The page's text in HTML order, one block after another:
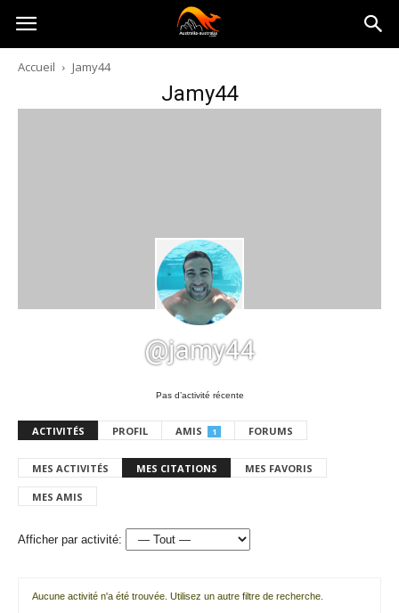
Australia-
australie.com
Accueil Jamy44
Jamy44
@jamy44
Pas d’activité récente
ACTIVITÉS PROFIL AMIS 1 FORUMS
MES ACTIVITÉS MES CITATIONS MES FAVORIS
MES AMIS
Afficher par activité:
Aucune activité n'a été trouvée. Utilisez un autre filtre de recherche.